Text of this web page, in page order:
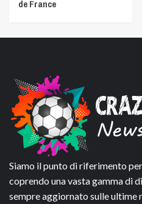
de France
Siamo il punto di riferimento
coprendo una vasta gamma di
sempre aggiornato sulle ultime